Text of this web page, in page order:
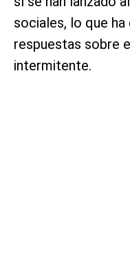
sociales, lo que ha
respuestas sobre
intermitente.